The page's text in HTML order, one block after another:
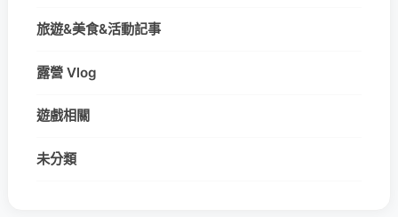
旅遊&美食&活動記事
露營 Vlog
遊戲相關
未分類